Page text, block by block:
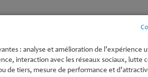
: analyse et amélioration de l’expérience
interaction avec les réseaux sociaux, lutte
de tiers, mesure de performance et